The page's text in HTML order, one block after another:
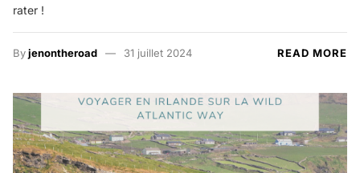
rater !
Byjenontheroad 31 juillet 2024 READ MORE